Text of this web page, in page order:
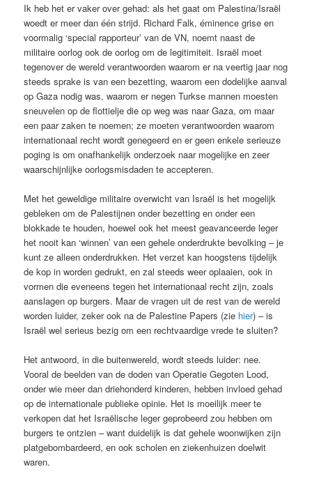
Ik heb het er vaker over gehad: als het gaat om Palestina/Israël
woedt er meer dan één strijd. Richard Falk, éminence grise en
voormalig ‘special rapporteur’ van de VN, noemt naast de
militaire oorlog ook de oorlog om de legitimiteit. Israël moet
tegenover de wereld verantwoorden waarom er na veertig jaar nog
steeds sprake is van een bezetting, waarom een dodelijke aanval
op Gaza nodig was, waarom er negen Turkse mannen moesten
sneuvelen op de flottielje die op weg was naar Gaza, om maar
een paar zaken te noemen; ze moeten verantwoorden waarom
internationaal recht wordt genegeerd en er geen enkele serieuze
poging is om onafhankelijk onderzoek naar mogelijke en zeer
waarschijnlijke oorlogsmisdaden te accepteren.
Met het geweldige militaire overwicht van Israël is het mogelijk
gebleken om de Palestijnen onder bezetting en onder een
blokkade te houden, hoewel ook het meest geavanceerde leger
het nooit kan ‘winnen’ van een gehele onderdrukte bevolking – je
kunt ze alleen onderdrukken. Het verzet kan hoogstens tijdelijk
de kop in worden gedrukt, en zal steeds weer oplaaien, ook in
vormen die eveneens tegen het internationaal recht zijn, zoals
aanslagen op burgers. Maar de vragen uit de rest van de wereld
worden luider, zeker ook na de Palestine Papers (zie hier) – is
Israël wel serieus bezig om een rechtvaardige vrede te sluiten?
Het antwoord, in die buitenwereld, wordt steeds luider: nee.
Vooral de beelden van de doden van Operatie Gegoten Lood,
onder wie meer dan driehonderd kinderen, hebben invloed gehad
op de internationale publieke opinie. Het is moeilijk meer te
verkopen dat het Israëlische leger geprobeerd zou hebben om
burgers te ontzien – want duidelijk is dat gehele woonwijken zijn
platgebombardeerd, en ook scholen en ziekenhuizen doelwit
waren.